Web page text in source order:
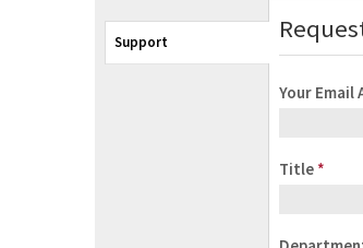
Support
Your Email
Title *